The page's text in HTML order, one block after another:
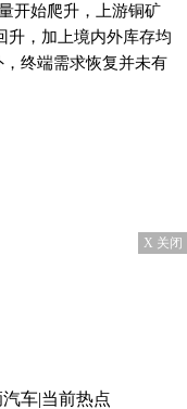
开始爬升，上游铜矿
升，加上境内外库存均
，终端需求恢复并未有
X 关闭
车|当前热点